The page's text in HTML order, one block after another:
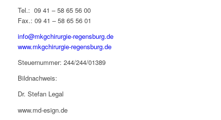
Tel.: 09 41 – 58 65 56 00
Fax.: 09 41 – 58 65 56 01
info@mkgchirurgie-regensburg.de
www.mkgchirurgie-regensburg.de
Steuernummer: 244/244/01389
Bildnachweis:
Dr. Stefan Legal
www.md-esign.de